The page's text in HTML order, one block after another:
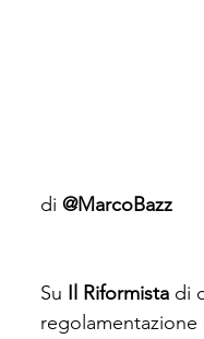
di @MarcoBazz
Su Il Riformista di